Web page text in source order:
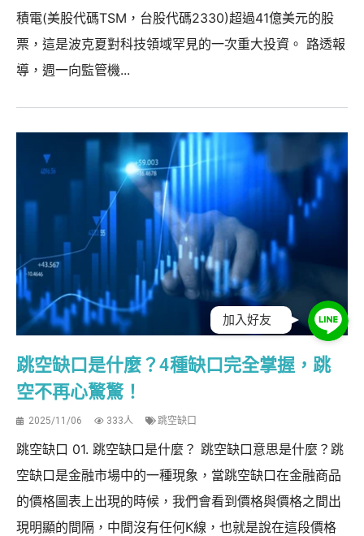
積電(美股代碼TSM，台股代碼2330)超過41億美元的股
票，這是波克夏對科技領域罕見的一次重大投資。 路透報
導，週一向監管機...
跳空缺口是什麼？4種缺口完全掌握，跳
空不再心驚驚！
2025/11/06 333人 跳空缺口
跳空缺口 01. 跳空缺口是什麼？ 跳空缺口意思是什麼？跳
空缺口是金融市場中的一種現象，當跳空缺口在金融商品
的價格圖表上出現的時候，我們會看到價格與價格之間出
現明顯的間隔，中間沒有任何K線，也就是說在這段價格
加入好友